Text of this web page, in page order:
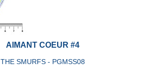
AIMANT COEUR #4
THE SMURFS - PGMSS08